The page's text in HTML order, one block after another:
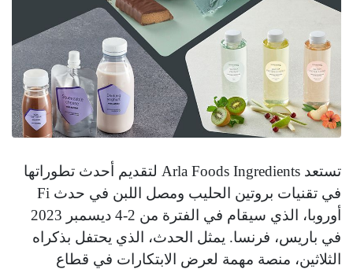
تستعد Arla Foods Ingredients لتقديم أحدث تطوراتها
في تقنيات بروتين الحليب ومصل اللبن في حدث Fi
أوروبا، الذي سيقام في الفترة من 2-4 ديسمبر 2023
في باريس، فرنسا. يمثل الحدث، الذي يحتفل بذكراه
الثلاثين، منصة مهمة لعرض الابتكارات في قطاع